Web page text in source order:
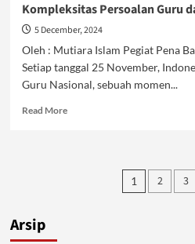
Kompleksitas Persoalan Guru
5 December, 2024
Oleh : Mutiara Islam Pegiat Pena
Setiap tanggal 25 November,
Guru Nasional, sebuah momen...
Read MoreRead
Posts
1 2 3
Arsip